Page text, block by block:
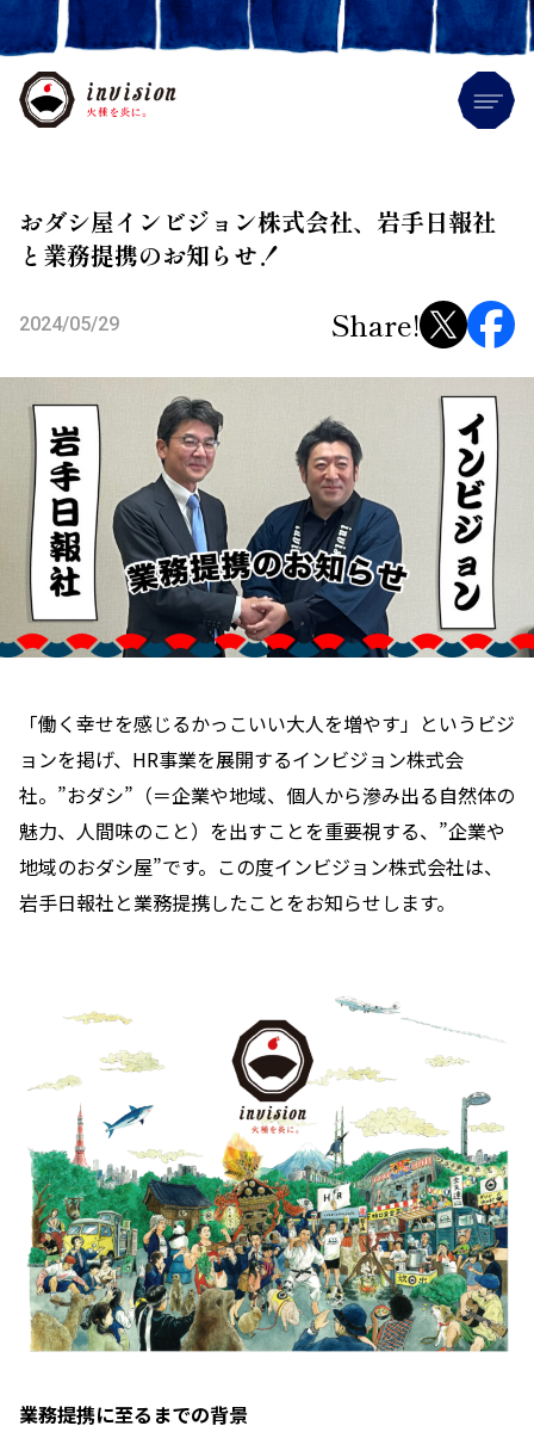
おダシ屋インビジョン株式会社、岩手日報社
と業務提携のお知らせ！
2024/05/29 Share!
「働く幸せを感じるかっこいい大人を増やす」というビジ
ョンを掲げ、HR事業を展開するインビジョン株式会
社。”おダシ”（＝企業や地域、個人から滲み出る自然体の
魅力、人間味のこと）を出すことを重要視する、”企業や
地域のおダシ屋”です。この度インビジョン株式会社は、
岩手日報社と業務提携したことをお知らせします。
業務提携に至るまでの背景